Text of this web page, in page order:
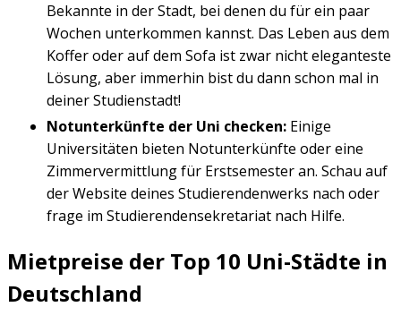
Bekannte in der Stadt, bei denen du für ein paar
Wochen unterkommen kannst. Das Leben aus dem
Koffer oder auf dem Sofa ist zwar nicht eleganteste
Lösung, aber immerhin bist du dann schon mal in
deiner Studienstadt!
Notunterkünfte der Uni checken: Einige
Universitäten bieten Notunterkünfte oder eine
Zimmervermittlung für Erstsemester an. Schau auf
der Website deines Studierendenwerks nach oder
frage im Studierendensekretariat nach Hilfe.
Mietpreise der Top 10 Uni-Städte in
Deutschland